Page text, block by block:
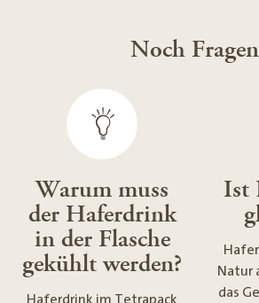
Noch
Warum muss
der Haferdrink
in der Flasche
gekühlt werden?
Haferdrink im Tetrapack
Ist
Natur
das